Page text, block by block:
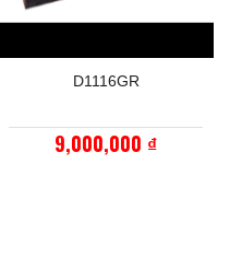
D1116GR
9,000,000 ₫